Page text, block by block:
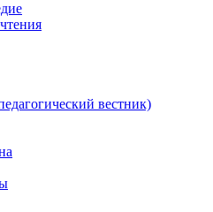
вестник)